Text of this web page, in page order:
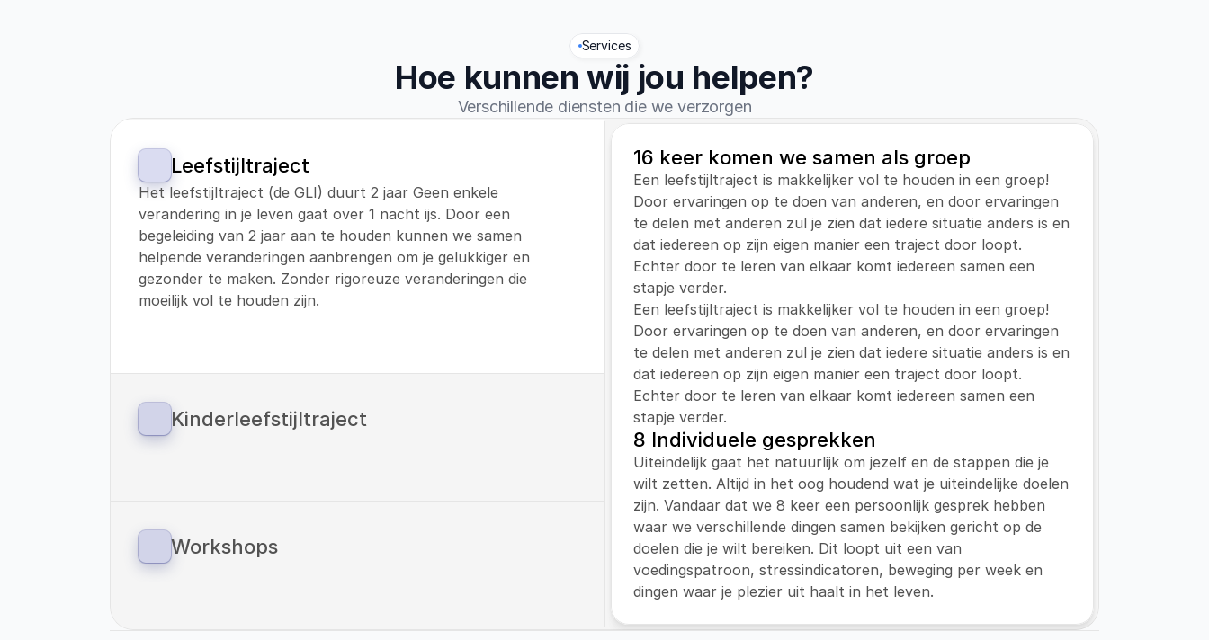
Services
Hoe kunnen wij jou helpen?
Verschillende diensten die we verzorgen
Leefstijltraject
Het leefstijltraject (de GLI) duurt 2 jaar Geen enkele
verandering in je leven gaat over 1 nacht ijs. Door een
begeleiding van 2 jaar aan te houden kunnen we samen
helpende veranderingen aanbrengen om je gelukkiger en
gezonder te maken. Zonder rigoreuze veranderingen die
moeilijk vol te houden zijn.
Kinderleefstijltraject
Sinds 1 januari 2023 zijn we ook gestart met een leefstijltraject
overgewicht.
Workshops
Als Vitaliteitscoach Helden bieden wij workshops aan op zowel
16 keer komen we samen als groep
Een leefstijltraject is makkelijker vol te houden in een groep!
Door ervaringen op te doen van anderen, en door ervaringen
te delen met anderen zul je zien dat iedere situatie anders is en
dat iedereen op zijn eigen manier een traject door loopt.
Echter door te leren van elkaar komt iedereen samen een
stapje verder.
Een leefstijltraject is makkelijker vol te houden in een groep!
Door ervaringen op te doen van anderen, en door ervaringen
te delen met anderen zul je zien dat iedere situatie anders is en
dat iedereen op zijn eigen manier een traject door loopt.
Echter door te leren van elkaar komt iedereen samen een
stapje verder.
8 Individuele gesprekken
Uiteindelijk gaat het natuurlijk om jezelf en de stappen die je
wilt zetten. Altijd in het oog houdend wat je uiteindelijke doelen
zijn. Vandaar dat we 8 keer een persoonlijk gesprek hebben
waar we verschillende dingen samen bekijken gericht op de
doelen die je wilt bereiken. Dit loopt uit een van
voedingspatroon, stressindicatoren, beweging per week en
dingen waar je plezier uit haalt in het leven.